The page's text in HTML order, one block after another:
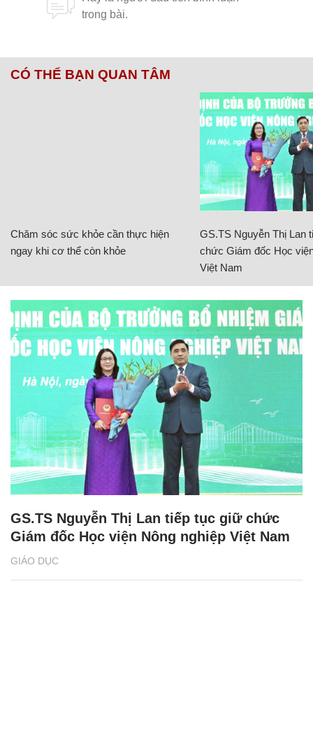
CÓ THỂ BẠN QUAN TÂM
Chăm sóc sức khỏe cần thực hiện
ngay khi cơ thể còn khỏe
GS.TS Nguyễn Thị Lan
chức Giám đốc Học
Việt Nam
GIÁO DỤC
GS.TS Nguyễn Thị Lan tiếp tục giữ chức
Giám đốc Học viện Nông nghiệp Việt Nam